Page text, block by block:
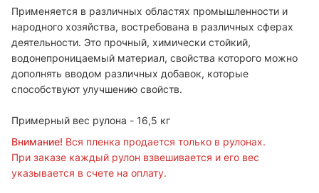
Применяется в различных областях промышленности и
народного хозяйства, востребована в различных сферах
деятельности. Это прочный, химически стойкий,
водонепроницаемый материал, свойства которого можно
дополнять вводом различных добавок, которые
способствуют улучшению свойств.
Примерный вес рулона - 16,5 кг
Внимание! Вся пленка продается только в рулонах.
При заказе каждый рулон взвешивается и его вес
указывается в счете на оплату.